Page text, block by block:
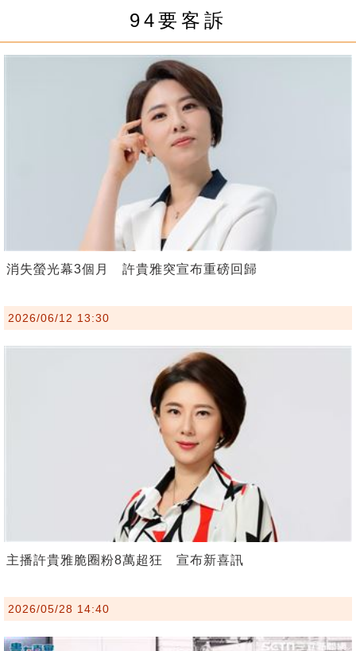
94要客訴
消失螢光幕3個月 許貴雅突宣布重磅回歸
2026/06/12 13:30
主播許貴雅脆圈粉8萬超狂 宣布新喜訊
2026/05/28 14:40